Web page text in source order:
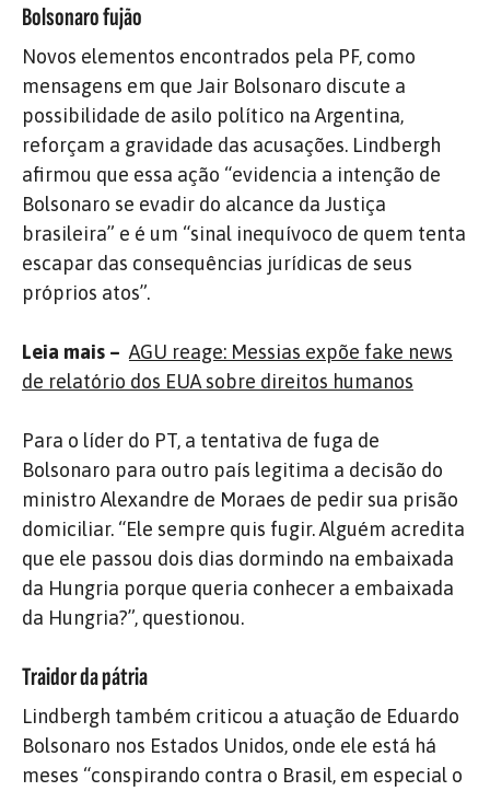
Bolsonaro fujão
Novos elementos encontrados pela PF, como
mensagens em que Jair Bolsonaro discute a
possibilidade de asilo político na Argentina,
reforçam a gravidade das acusações. Lindbergh
afirmou que essa ação “evidencia a intenção de
Bolsonaro se evadir do alcance da Justiça
brasileira” e é um “sinal inequívoco de quem tenta
escapar das consequências jurídicas de seus
próprios atos”.
Leia mais – AGU reage: Messias expõe fake news
de relatório dos EUA sobre direitos humanos
Para o líder do PT, a tentativa de fuga de
Bolsonaro para outro país legitima a decisão do
ministro Alexandre de Moraes de pedir sua prisão
domiciliar. “Ele sempre quis fugir. Alguém acredita
que ele passou dois dias dormindo na embaixada
da Hungria porque queria conhecer a embaixada
da Hungria?”, questionou.
Traidor da pátria
Lindbergh também criticou a atuação de Eduardo
Bolsonaro nos Estados Unidos, onde ele está há
meses “conspirando contra o Brasil, em especial o